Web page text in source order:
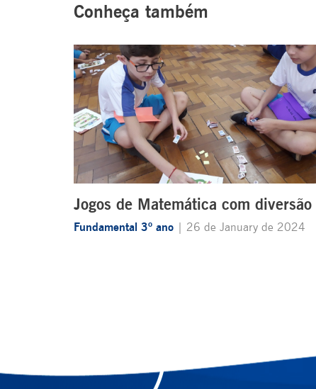
Conheça também
Jogos de Matemática com diversão
Fundamental 3º ano | 26 de January de 2024